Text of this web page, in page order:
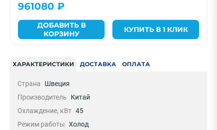
961080 ₽
ДОБАВИТЬ В
КОРЗИНУ
КУПИТЬ В 1 КЛИК
ХАРАКТЕРИСТИКИ ДОСТАВКА ОПЛАТА
Страна
Швеция
Производитель
Китай
Охлаждение, кВт 45
Режим работы Холод